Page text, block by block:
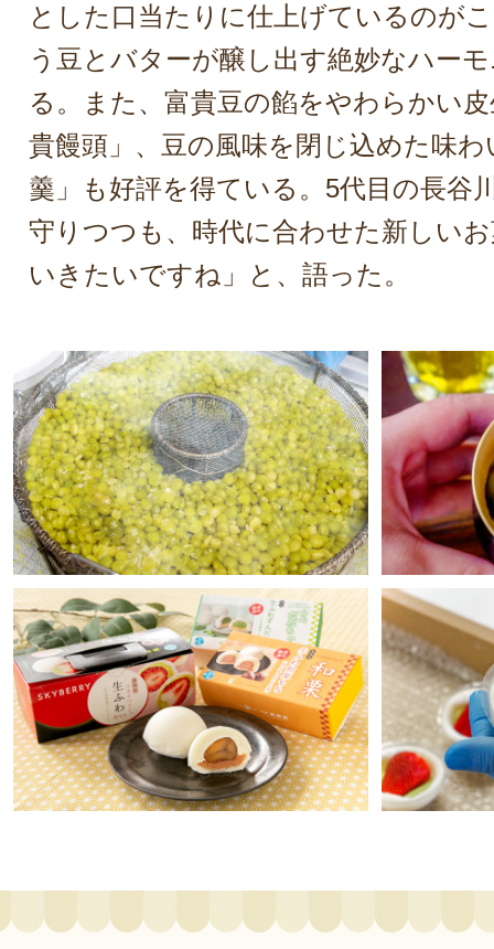
とした口当たりに仕上げているのが
う豆とバターが醸し出す絶妙なハー
る。また、富貴豆の餡をやわらかい
貴饅頭」、豆の風味を閉じ込めた味
羹」も好評を得ている。5代目の長谷
守りつつも、時代に合わせた新しい
いきたいですね」と、語った。